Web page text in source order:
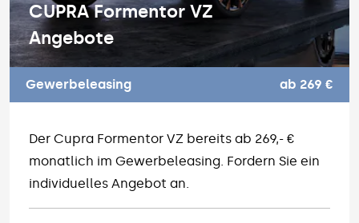
CUPRA Formentor VZ
Angebote
Gewerbeleasing ab 269 €
Der Cupra Formentor VZ bereits ab 269,- €
monatlich im Gewerbeleasing. Fordern Sie ein
individuelles Angebot an.